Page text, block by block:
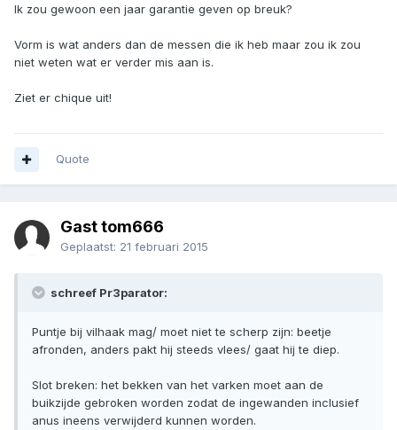
Ik zou gewoon een jaar garantie geven op breuk?
Vorm is wat anders dan de messen die ik heb maar zou ik zou
niet weten wat er verder mis aan is.
Ziet er chique uit!
Quote
Gast tom666
Geplaatst: 21 februari 2015
schreef Pr3parator:
Puntje bij vilhaak mag/ moet niet te scherp zijn: beetje
afronden, anders pakt hij steeds vlees/ gaat hij te diep.
Slot breken: het bekken van het varken moet aan de
buikzijde gebroken worden zodat de ingewanden inclusief
anus ineens verwijderd kunnen worden.